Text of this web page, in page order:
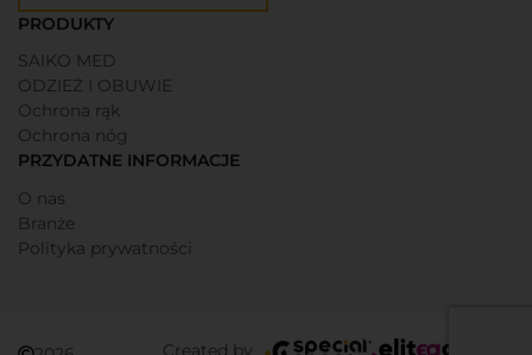
PRODUKTY
SAIKO MED
ODZIEŻ I OBUWIE
Ochrona rąk
Ochrona nóg
PRZYDATNE INFORMACJE
O nas
Branże
Polityka prywatności
Created by